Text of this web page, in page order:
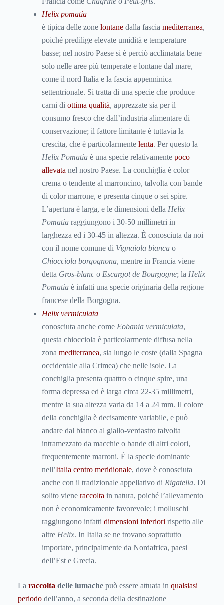
Helix pomatia
è tipica delle zone lontane dalla fascia mediterranea,
poiché predilige elevate umidità e temperature
basse; nel nostro Paese si è perciò acclimatata bene
solo nelle aree più temperate e lontane dal mare,
come il nord Italia e la fascia appenninica
settentrionale. Si tratta di una specie che produce
carni di ottima qualità, apprezzate sia per il
consumo fresco che dall’industria alimentare di
conservazione; il fattore limitante è tuttavia la
crescita, che è particolarmente lenta. Per questo la
Helix Pomatia è una specie relativamente poco
allevata nel nostro Paese. La conchiglia è color
crema o tendente al marroncino, talvolta con bande
di color marrone, e presenta cinque o sei spire.
L’apertura è larga, e le dimensioni della Helix
Pomatia raggiungono i 30-50 millimetri in
larghezza ed i 30-45 in altezza. È conosciuta da noi
con il nome comune di Vignaiola bianca o
Chiocciola borgognona, mentre in Francia viene
detta Gros-blanc o Escargot de Bourgogne; la Helix
Pomatia è infatti una specie originaria della regione
francese della Borgogna.
Helix vermiculata
conosciuta anche come Eobania vermiculata,
questa chiocciola è particolarmente diffusa nella
zona mediterranea, sia lungo le coste (dalla Spagna
occidentale alla Crimea) che nelle isole. La
conchiglia presenta quattro o cinque spire, una
forma depressa ed è larga circa 22-35 millimetri,
mentre la sua altezza varia da 14 a 24 mm. Il colore
della conchiglia è decisamente variabile, e può
andare dal bianco al giallo-verdastro talvolta
intramezzato da macchie o bande di altri colori,
frequentemente marroni. È la specie dominante
nell’Italia centro meridionale, dove è conosciuta
anche con il tradizionale appellativo di Rigatella. Di
solito viene raccolta in natura, poiché l’allevamento
non è economicamente favorevole; i molluschi
raggiungono infatti dimensioni inferiori rispetto alle
altre Helix. In Italia se ne trovano soprattutto
importate, principalmente da Nordafrica, paesi
dell’Est e Grecia.
La raccolta delle lumache può essere attuata in qualsiasi
periodo dell’anno, a seconda della destinazione